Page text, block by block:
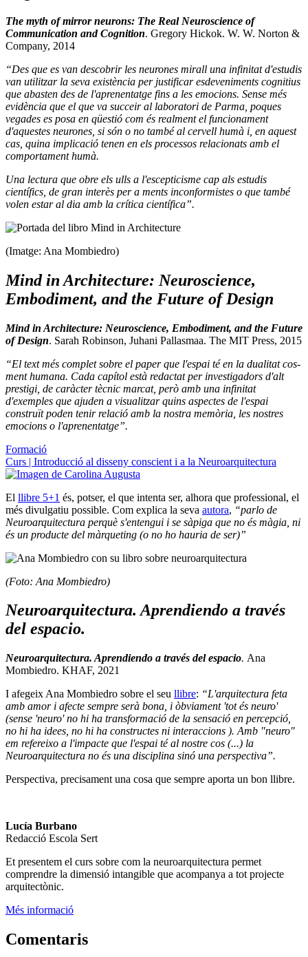
The myth of mirror neurons: The Real Neuroscience of
Communication and Cognition. Gregory Hickok. W. W. Norton &
Company, 2014
“Des que es van descobrir les neurones mirall una infinitat d'estudis
van utilitzar la seva existència per justificar esdeveniments cognitius
que abasten des de l'aprenentatge fins a les emocions. Sense més
evidència que el que va succeir al laboratori de Parma, poques
vegades es posa en qüestió com és realment el funcionament
d'aquestes neurones, si són o no també al cervell humà i, en aquest
cas, quina implicació tenen en els processos relacionats amb el
comportament humà.
Una lectura que obre els ulls a l'escepticisme cap als estudis
científics, de gran interès per a ments inconformistes o que també
volen estar al dia amb la crítica científica”.
(Imatge: Ana Mombiedro)
Mind in Architecture: Neuroscience,
Embodiment, and the Future of Design
Mind in Architecture: Neuroscience, Embodiment, and the Future
of Design. Sarah Robinson, Juhani Pallasmaa. The MIT Press, 2015
“El text més complet sobre el paper que l'espai té en la dualitat cos-
ment humana. Cada capítol està redactat per investigadors d'alt
prestigi, de caràcter tècnic marcat, però amb una infinitat
d'exemples que ajuden a visualitzar quins aspectes de l'espai
construït poden tenir relació amb la nostra memòria, les nostres
emocions o l'aprenentatge”.
Formació
Curs | Introducció al disseny conscient i a la Neuroarquitectura
El llibre 5+1 és, potser, el que intenta ser, alhora que professional, el
més divulgatiu possible. Com explica la seva autora, “parlo de
Neuroarquitectura perquè s'entengui i se sàpiga que no és màgia, ni
és un producte del màrqueting (o no ho hauria de ser)”
(Foto: Ana Mombiedro)
Neuroarquitectura. Aprendiendo a través
del espacio.
Neuroarquitectura. Aprendiendo a través del espacio. Ana
Mombiedro. KHAF, 2021
I afegeix Ana Mombiedro sobre el seu llibre: “L'arquitectura feta
amb amor i afecte sempre serà bona, i òbviament 'tot és neuro'
(sense 'neuro' no hi ha transformació de la sensació en percepció,
no hi ha idees, no hi ha constructes ni interaccions ). Amb "neuro"
em refereixo a l'impacte que l'espai té al nostre cos (...) la
Neuroarquitectura no és una disciplina sinó una perspectiva”.
Perspectiva, precisament una cosa que sempre aporta un bon llibre.
Lucía Burbano
Redacció Escola Sert
Et presentem el curs sobre com la neuroarquitectura permet
comprendre la dimensió intangible que acompanya a tot projecte
arquitectònic.
Més informació
Comentaris